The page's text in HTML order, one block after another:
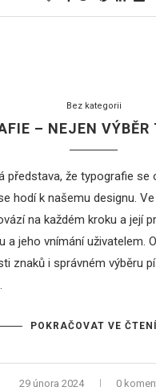
Bez kategorii
– NEJEN
představa, že typografie se
hodí k našemu designu.
na každém kroku a její
a jeho vnímání uživatelem.
znaků i správném výběru
POKRAČOVAT VE ČTENÍ
29 února 2024 0